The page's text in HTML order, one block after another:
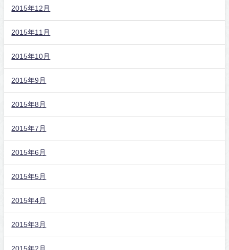
2015年12月
2015年11月
2015年10月
2015年9月
2015年8月
2015年7月
2015年6月
2015年5月
2015年4月
2015年3月